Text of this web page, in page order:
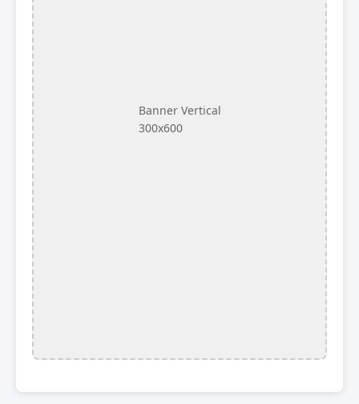
Banner Vertical
300x600